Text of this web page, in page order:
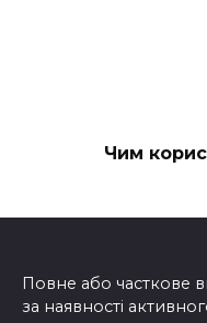
Чим
Повне або часткове
за наявності